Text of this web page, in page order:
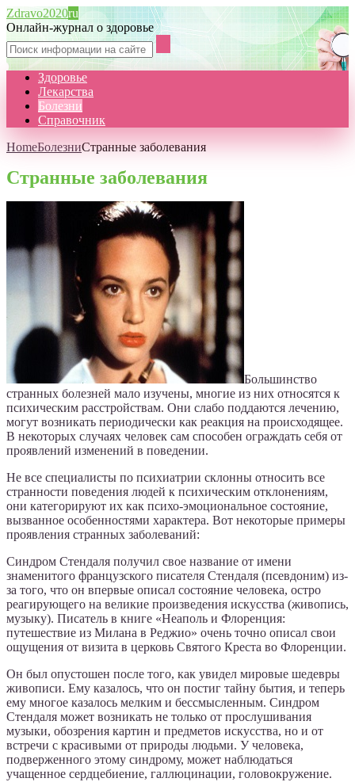
Zdravo2020ru
Онлайн-журнал о здоровье
Здоровье
Лекарства
Болезни
Справочник
HomeБолезниСтранные заболевания
Странные заболевания
Большинство
странных болезней мало изучены, многие из них относятся к
психическим расстройствам. Они слабо поддаются лечению,
могут возникать периодически как реакция на происходящее.
В некоторых случаях человек сам способен ограждать себя от
проявлений изменений в поведении.
Не все специалисты по психиатрии склонны относить все
странности поведения людей к психическим отклонениям,
они категорируют их как психо-эмоциональное состояние,
вызванное особенностями характера. Вот некоторые примеры
проявления странных заболеваний:
Синдром Стендаля получил свое название от имени
знаменитого французского писателя Стендаля (псевдоним) из-
за того, что он впервые описал состояние человека, остро
реагирующего на великие произведения искусства (живопись,
музыку). Писатель в книге «Неаполь и Флоренция:
путешествие из Милана в Реджио» очень точно описал свои
ощущения от визита в церковь Святого Креста во Флоренции.
Он был опустошен после того, как увидел мировые шедевры
живописи. Ему казалось, что он постиг тайну бытия, и теперь
ему многое казалось мелким и бессмысленным. Синдром
Стендаля может возникать не только от прослушивания
музыки, обозрения картин и предметов искусства, но и от
встречи с красивыми от природы людьми. У человека,
подверженного этому синдрому, может наблюдаться
учащенное сердцебиение, галлюцинации, головокружение.